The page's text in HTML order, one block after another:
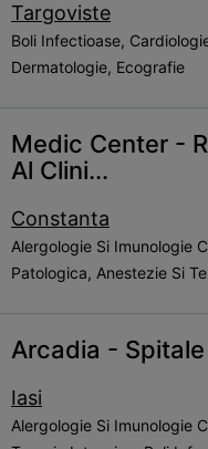
Targoviste
Boli Infectioase,
Dermatologie, Ecografie
Medic Center -
Al Clini...
Constanta
Alergologie Si Imunologie
Patologica, Anestezie Si
Arcadia -
Iasi
Alergologie Si Imunologie